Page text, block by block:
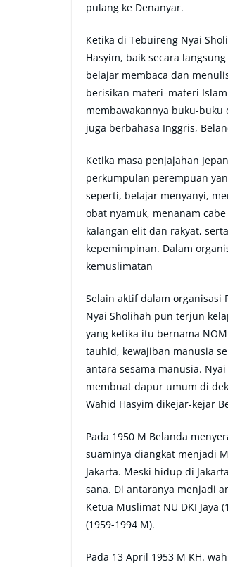
pulang ke Denanyar.
Ketika di Tebuireng Nyai
Hasyim, baik secara
belajar membaca dan
berisikan materi–materi
membawakannya buku-
juga berbahasa Inggris,
Ketika masa penjajahan
perkumpulan perempuan
seperti, belajar menyanyi,
obat nyamuk, menanam
kalangan elit dan rakyat,
kepemimpinan. Dalam
kemuslimatan
Selain aktif dalam organisasi
Nyai Sholihah pun terjun
yang ketika itu bernama
tauhid, kewajiban manusia
antara sesama manusia.
membuat dapur umum di
Wahid Hasyim dikejar-kejar
Pada 1950 M Belanda
suaminya diangkat menjadi
Jakarta. Meski hidup di
sana. Di antaranya menjadi
Ketua Muslimat NU DKI Jaya
(1959-1994 M).
Pada 13 April 1953 M KH.